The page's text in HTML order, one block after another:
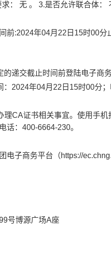
： 无 。 3.是否允许联合体
前:2024年04月22日15时00
的递交截止时间前登陆电子商
：2024年04月22日15时00分
理CA证书相关事宜。使用手
话：400-6664-230。
电子商务平台（https://
号博源广场A座